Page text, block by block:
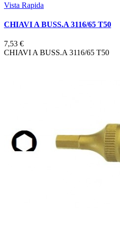
Vista Rapida
CHIAVI A BUSS.A 3116/65 T50
7,53 €
CHIAVI A BUSS.A 3116/65 T50